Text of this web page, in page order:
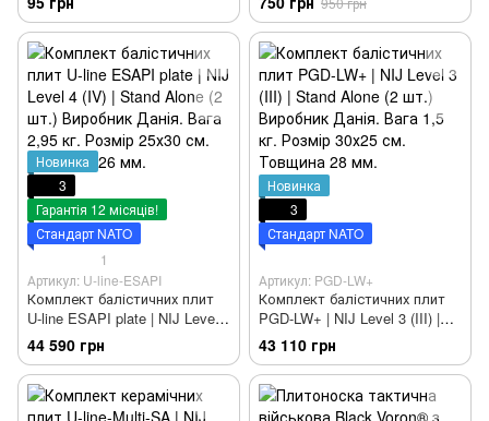
Новинка
3
Гарантія 12 місяців!
Стандарт NATO
1
Артикул: U-line-ESAPI
Комплект балістичних плит
U-line ESAPI plate | NIJ Level 4
(IV) | Stand Alone (2 шт.)
Виробник Данія. Вага 2,95 кг.
Розмір 25х30 см. Товщина 26
мм.
44 590 грн
Новинка
3
Стандарт NATO
Артикул: PGD-LW+
Комплект балістичних плит
PGD-LW+ | NIJ Level 3 (III) |
Stand Alone (2 шт.) Виробник
Данія. Вага 1,5 кг. Розмір
30х25 см. Товщина 28 мм.
43 110 грн